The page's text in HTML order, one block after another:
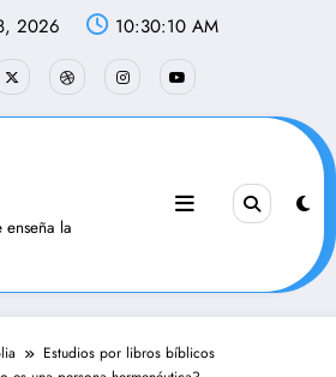
2026 10:30:10 AM
la
Estudios por libros bíblicos